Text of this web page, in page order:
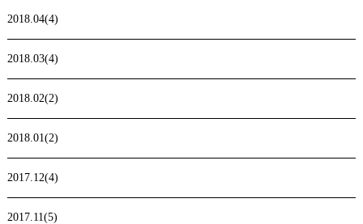
2018.04(4)
2018.03(4)
2018.02(2)
2018.01(2)
2017.12(4)
2017.11(5)